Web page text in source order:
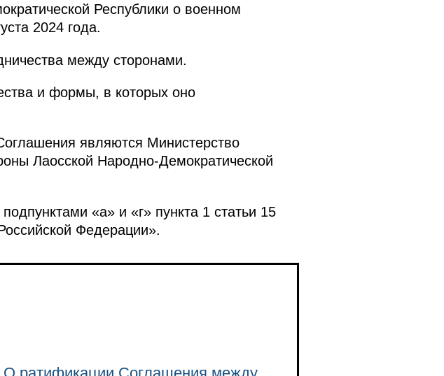
Республики о военном
2024 года.
между сторонами.
и формы, в которых оно
являются Министерство
Лаосской Народно-Демократической
«а» и «г» пункта 1 статьи 15
Федерации».